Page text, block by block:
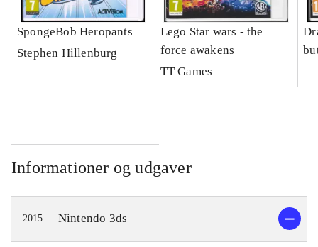
SpongeBob Heropants
Stephen Hillenburg
Lego Star wars - the
force awakens
TT Games
Informationer og udgaver
2015 Nintendo 3ds